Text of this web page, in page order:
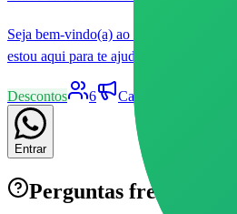
Seja bem-vindo(a) ao Clube da
estou aqui para te ajudar a transformar
Descontos 6 Canal
Entrar
Perguntas frequentes